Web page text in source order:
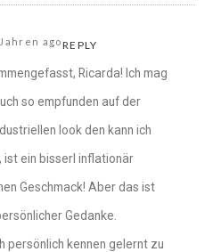
agoREPLY
Ricarda! Ich mag
so empfunden auf der
look den kann ich
ist ein bisserl inflationär
Geschmack! Aber das ist
Gedanke.
persönlich kennen gelernt zu